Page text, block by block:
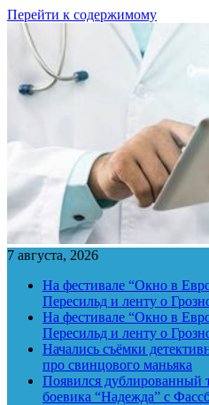
Перейти к содержимому
7 августа, 2026
На фестивале “Окно в
Пересильд и ленту о
На фестивале “Окно в
Пересильд и ленту о
Начались съёмки
про свинцового маньяка
Появился дублированный
боевика “Надежда” с